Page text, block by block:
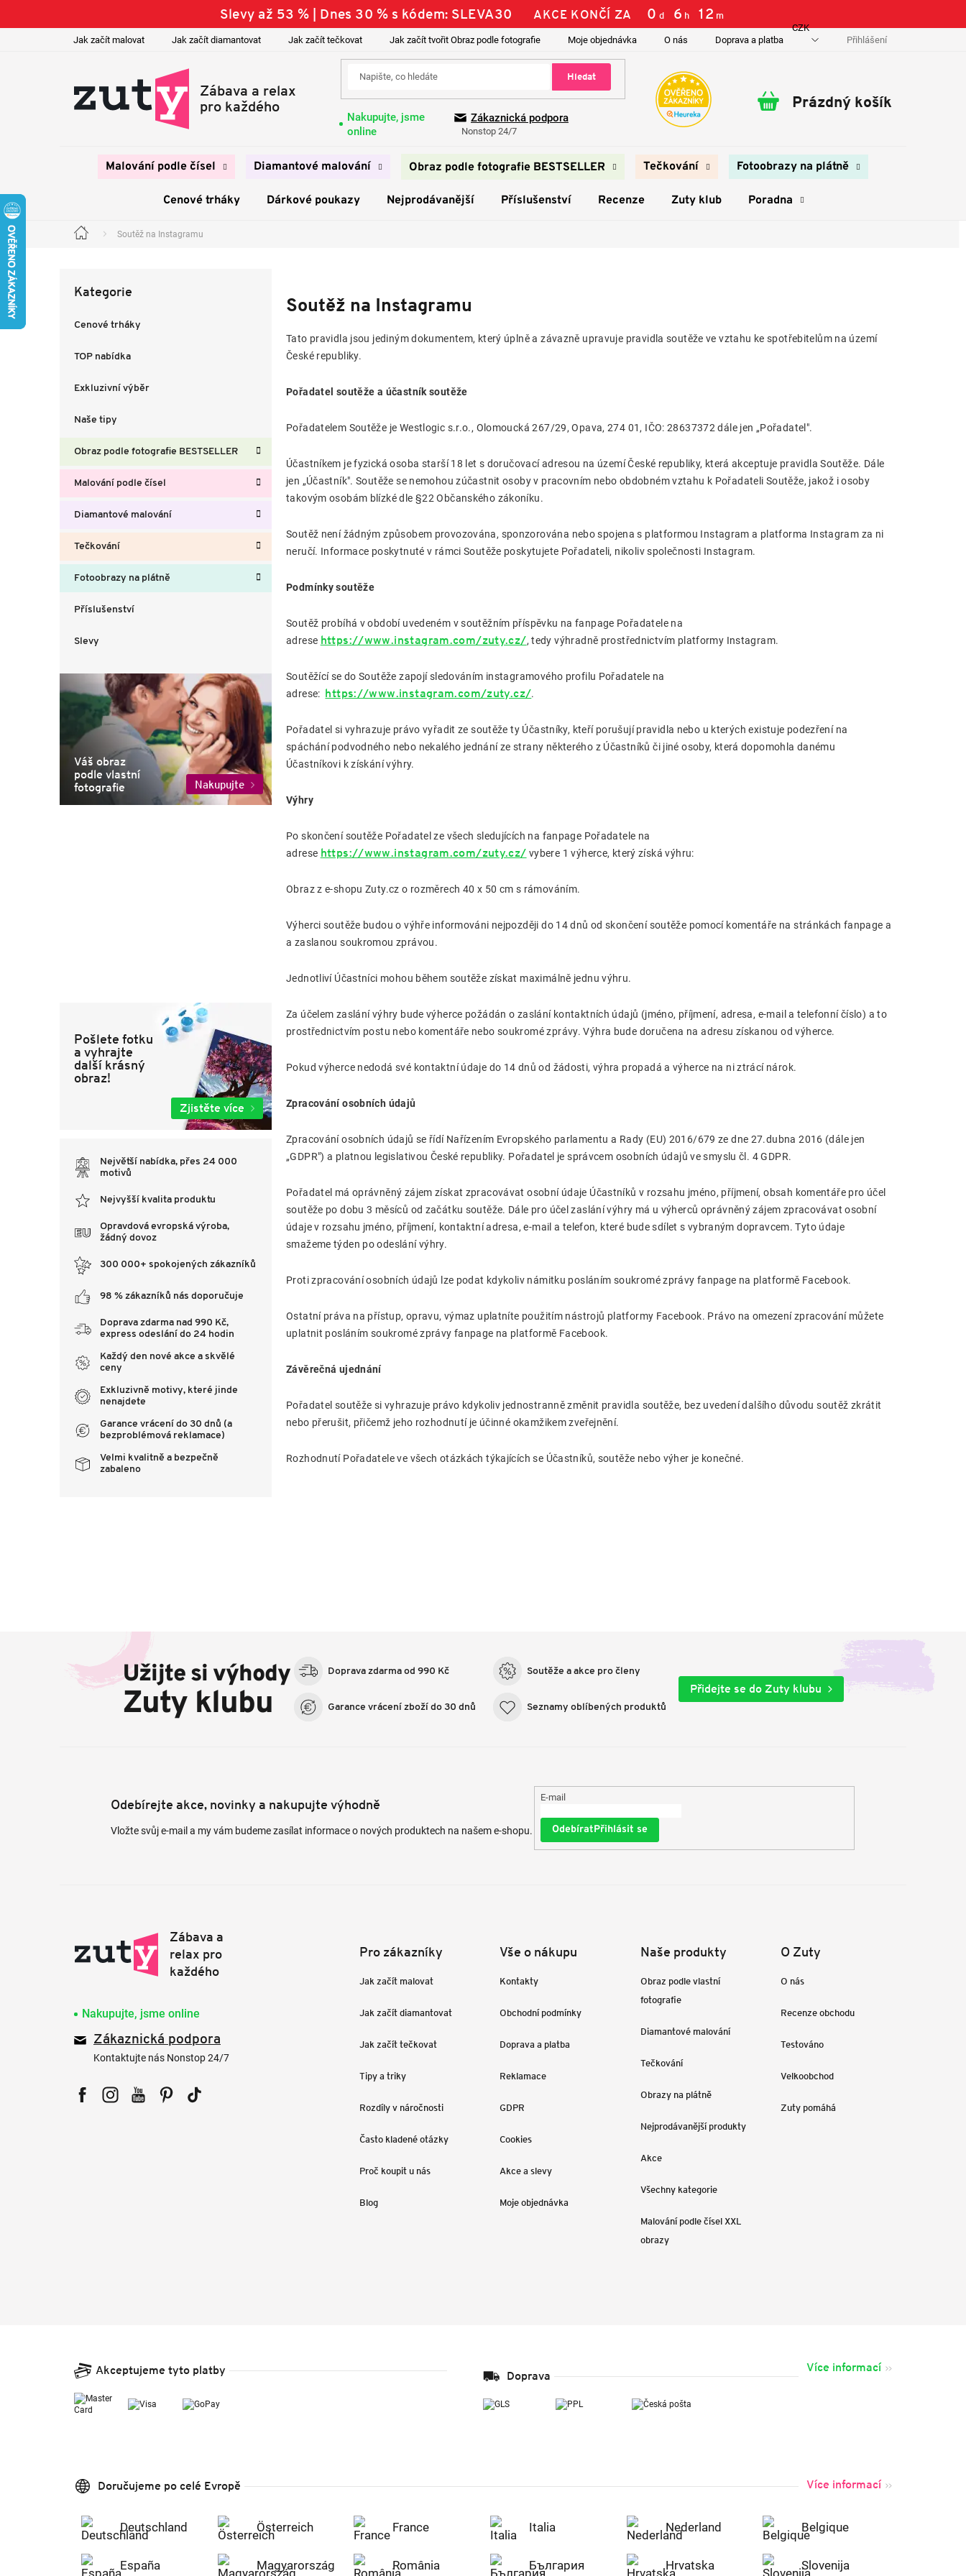
Slevy až 53 % | Dnes 30 % s kódem: SLEVA30 AKCE KONČÍ ZA 0 d 6 h 12 m
Jak začít malovat Jak začít diamantovat Jak začít tečkovat Jak začít tvořit Obraz podle fotografie Moje objednávka O nás Doprava a platba Kontakty
CZK
Přihlášení
Hledat
Nakupujte, jsme
online
Zákaznická podpora
Nonstop 24/7
Nákupní
Prázdný košík
Malování podle čísel Diamantové malování Obraz podle fotografie BESTSELLER Tečkování Fotoobrazy na plátně
Cenové trháky Dárkové poukazy Nejprodávanější Příslušenství Recenze Zuty klub Poradna
Domů Soutěž na Instagramu
kategorie
Kategorie
Cenové trháky
TOP nabídka
Exkluzivní výběr
Naše tipy
Obraz podle fotografie BESTSELLER
Malování podle čísel
Diamantové malování
Tečkování
Fotoobrazy na plátně
Příslušenství
Slevy
Váš obraz
podle vlastní
fotografie
Nakupujte
Pošlete fotku
a vyhrajte
další krásný
obraz!
Zjistěte více
Největší nabídka, přes 24 000
motivů
Nejvyšší kvalita produktu
Opravdová evropská výroba,
žádný dovoz
300 000+ spokojených zákazníků
98 % zákazníků nás doporučuje
Doprava zdarma nad 990 Kč,
express odeslání do 24 hodin
Každý den nové akce a skvělé
ceny
Exkluzivně motivy, které jinde
nenajdete
Garance vrácení do 30 dnů (a
bezproblémová reklamace)
Velmi kvalitně a bezpečně
zabaleno
Soutěž na Instagramu
Tato pravidla jsou jediným dokumentem, který úplně a závazně upravuje pravidla soutěže ve vztahu ke spotřebitelům na území
České republiky.
Pořadatel soutěže a účastník soutěže
Pořadatelem Soutěže je Westlogic s.r.o., Olomoucká 267/29, Opava, 274 01, IČO: 28637372 dále jen „Pořadatel".
Účastníkem je fyzická osoba starší 18 let s doručovací adresou na území České republiky, která akceptuje pravidla Soutěže. Dále
jen „Účastník". Soutěže se nemohou zúčastnit osoby v pracovním nebo obdobném vztahu k Pořadateli Soutěže, jakož i osoby
takovým osobám blízké dle §22 Občanského zákoníku.
Soutěž není žádným způsobem provozována, sponzorována nebo spojena s platformou Instagram a platforma Instagram za ni
neručí. Informace poskytnuté v rámci Soutěže poskytujete Pořadateli, nikoliv společnosti Instagram.
Podmínky soutěže
Soutěž probíhá v období uvedeném v soutěžním příspěvku na fanpage Pořadatele na
adrese https://www.instagram.com/zuty.cz/, tedy výhradně prostřednictvím platformy Instagram.
Soutěžící se do Soutěže zapojí sledováním instagramového profilu Pořadatele na
adrese: https://www.instagram.com/zuty.cz/.
Pořadatel si vyhrazuje právo vyřadit ze soutěže ty Účastníky, kteří porušují pravidla nebo u kterých existuje podezření na
spáchání podvodného nebo nekalého jednání ze strany některého z Účastníků či jiné osoby, která dopomohla danému
Účastníkovi k získání výhry.
Výhry
Po skončení soutěže Pořadatel ze všech sledujících na fanpage Pořadatele na
adrese https://www.instagram.com/zuty.cz/ vybere 1 výherce, který získá výhru:
Obraz z e-shopu Zuty.cz o rozměrech 40 x 50 cm s rámováním.
Výherci soutěže budou o výhře informováni nejpozději do 14 dnů od skončení soutěže pomocí komentáře na stránkách fanpage a
a zaslanou soukromou zprávou.
Jednotliví Účastníci mohou během soutěže získat maximálně jednu výhru.
Za účelem zaslání výhry bude výherce požádán o zaslání kontaktních údajů (jméno, příjmení, adresa, e-mail a telefonní číslo) a to
prostřednictvím postu nebo komentáře nebo soukromé zprávy. Výhra bude doručena na adresu získanou od výherce.
Pokud výherce nedodá své kontaktní údaje do 14 dnů od žádosti, výhra propadá a výherce na ni ztrácí nárok.
Zpracování osobních údajů
Zpracování osobních údajů se řídí Nařízením Evropského parlamentu a Rady (EU) 2016/679 ze dne 27.dubna 2016 (dále jen
„GDPR") a platnou legislativou České republiky. Pořadatel je správcem osobních údajů ve smyslu čl. 4 GDPR.
Pořadatel má oprávněný zájem získat zpracovávat osobní údaje Účastníků v rozsahu jméno, příjmení, obsah komentáře pro účel
soutěže po dobu 3 měsíců od začátku soutěže. Dále pro účel zaslání výhry má u výherců oprávněný zájem zpracovávat osobní
údaje v rozsahu jméno, příjmení, kontaktní adresa, e-mail a telefon, které bude sdílet s vybraným dopravcem. Tyto údaje
smažeme týden po odeslání výhry.
Proti zpracování osobních údajů lze podat kdykoliv námitku posláním soukromé zprávy fanpage na platformě Facebook.
Ostatní práva na přístup, opravu, výmaz uplatníte použitím nástrojů platformy Facebook. Právo na omezení zpracování můžete
uplatnit posláním soukromé zprávy fanpage na platformě Facebook.
Závěrečná ujednání
Pořadatel soutěže si vyhrazuje právo kdykoliv jednostranně změnit pravidla soutěže, bez uvedení dalšího důvodu soutěž zkrátit
nebo přerušit, přičemž jeho rozhodnutí je účinné okamžikem zveřejnění.
Rozhodnutí Pořadatele ve všech otázkách týkajících se Účastníků, soutěže nebo výher je konečné.
Užijte si výhody
Zuty klubu
Doprava zdarma od 990 Kč
Garance vrácení zboží do 30 dnů
Soutěže a akce pro členy
Seznamy oblíbených produktů
Přidejte se do Zuty klubu
Odebírejte akce, novinky a nakupujte výhodně
Vložte svůj e-mail a my vám budeme zasílat informace o nových produktech na našem e-shopu.
E-mail
Přihlásit se
Nakupujte, jsme online
Zákaznická podpora
Kontaktujte nás Nonstop 24/7
Pro zákazníky
Jak začít malovat
Jak začít diamantovat
Jak začít tečkovat
Tipy a triky
Rozdíly v náročnosti
Často kladené otázky
Proč koupit u nás
Blog
Vše o nákupu
Kontakty
Obchodní podmínky
Doprava a platba
Reklamace
GDPR
Cookies
Akce a slevy
Moje objednávka
Naše produkty
Obraz podle vlastní
fotografie
Diamantové malování
Tečkování
Obrazy na plátně
Nejprodávanější produkty
Akce
Všechny kategorie
Malování podle čísel XXL
obrazy
O Zuty
O nás
Recenze obchodu
Testováno
Velkoobchod
Zuty pomáhá
Akceptujeme tyto platby Doprava
Více informací
Doručujeme po celé Evropě Více informací
Deutschland Österreich France Italia Nederland Belgique
España Magyarország România България Hrvatska Slovenija